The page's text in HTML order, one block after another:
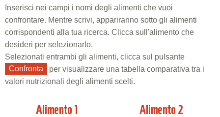
Inserisci nei campi i nomi degli alimenti che vuoi
confrontare. Mentre scrivi, appariranno sotto gli alimenti
corrispondenti alla tua ricerca. Clicca sull'alimento che
desideri per selezionarlo.
Selezionati entrambi gli alimenti, clicca sul pulsante
Confronta
per visualizzare una tabella comparativa tra i
valori nutrizionali degli alimenti scelti.
Alimento 1 Alimento 2